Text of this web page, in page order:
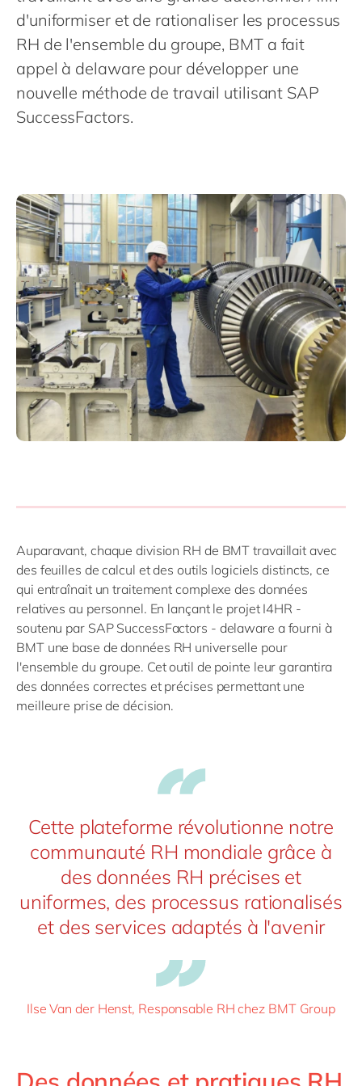
Philippines
Switzerland
UK & Ireland
USA & Canada
d'uniformiser et de rationaliser les processus
RH de l'ensemble du groupe, BMT a fait
appel à delaware pour développer une
nouvelle méthode de travail utilisant SAP
SuccessFactors.
Auparavant, chaque division RH de BMT travaillait avec
des feuilles de calcul et des outils logiciels distincts, ce
qui entraînait un traitement complexe des données
relatives au personnel. En lançant le projet I4HR -
soutenu par SAP SuccessFactors - delaware a fourni à
BMT une base de données RH universelle pour
l'ensemble du groupe. Cet outil de pointe leur garantira
des données correctes et précises permettant une
meilleure prise de décision.
Cette plateforme révolutionne notre
communauté RH mondiale grâce à
des données RH précises et
uniformes, des processus rationalisés
et des services adaptés à l'avenir
Ilse Van der Henst, Responsable RH chez BMT Group